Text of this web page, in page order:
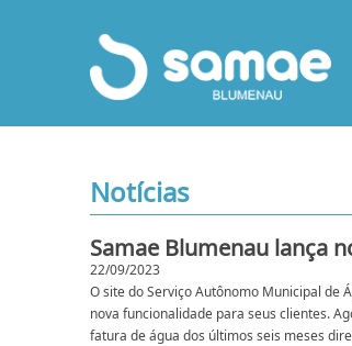
Notícias
Samae Blumenau lança
22/09/2023
O site do Serviço Autônomo Municipal de
nova funcionalidade para seus clientes.
fatura de água dos últimos seis meses